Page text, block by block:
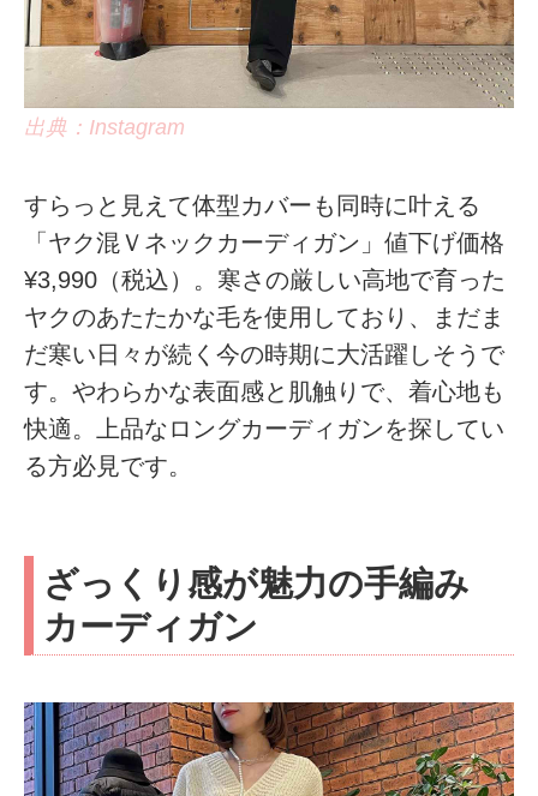
出典：Instagram
すらっと見えて体型カバーも同時に叶える
「ヤク混Ｖネックカーディガン」値下げ価格
¥3,990（税込）。寒さの厳しい高地で育った
ヤクのあたたかな毛を使用しており、まだま
だ寒い日々が続く今の時期に大活躍しそうで
す。やわらかな表面感と肌触りで、着心地も
快適。上品なロングカーディガンを探してい
る方必見です。
ざっくり感が魅力の手編み
カーディガン